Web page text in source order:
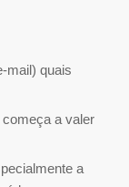
mail) quais
a valer
a